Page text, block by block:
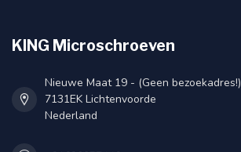
KING Microschroeven
Nieuwe Maat 19 - (Geen bezoekadres!)
7131EK Lichtenvoorde
Nederland